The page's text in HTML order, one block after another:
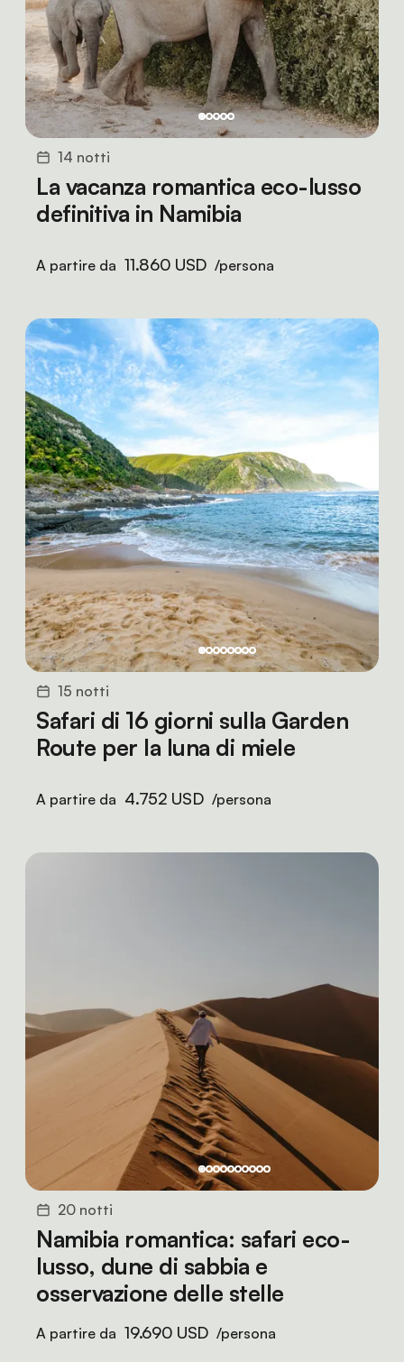
14 notti
La vacanza romantica eco-lusso
definitiva in Namibia
A partire da 11.860 USD /persona
15 notti
Safari di 16 giorni sulla Garden
Route per la luna di miele
A partire da 4.752 USD /persona
20 notti
Namibia romantica: safari eco-
lusso, dune di sabbia e
osservazione delle stelle
A partire da 19.690 USD /persona